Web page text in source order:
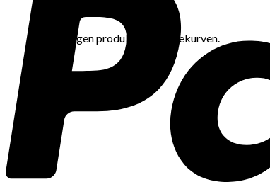
Du har ingen produkter i handlekurven.